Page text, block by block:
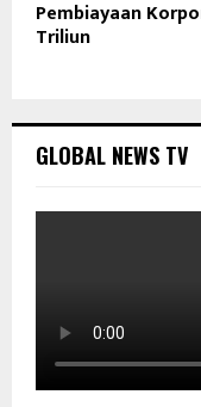
Pembiayaan
Triliun
GLOBAL NEWS TV